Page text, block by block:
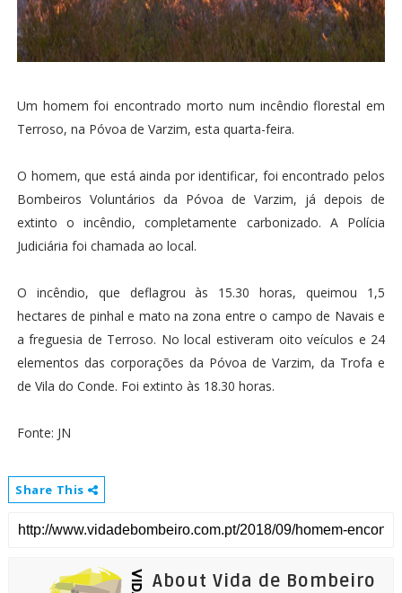
Um homem foi encontrado morto num incêndio florestal em
Terroso, na Póvoa de Varzim, esta quarta-feira.
O homem, que está ainda por identificar, foi encontrado pelos
Bombeiros Voluntários da Póvoa de Varzim, já depois de
extinto o incêndio, completamente carbonizado. A Polícia
Judiciária foi chamada ao local.
O incêndio, que deflagrou às 15.30 horas, queimou 1,5
hectares de pinhal e mato na zona entre o campo de Navais e
a freguesia de Terroso. No local estiveram oito veículos e 24
elementos das corporações da Póvoa de Varzim, da Trofa e
de Vila do Conde. Foi extinto às 18.30 horas.
Fonte: JN
Share This
About Vida de Bombeiro